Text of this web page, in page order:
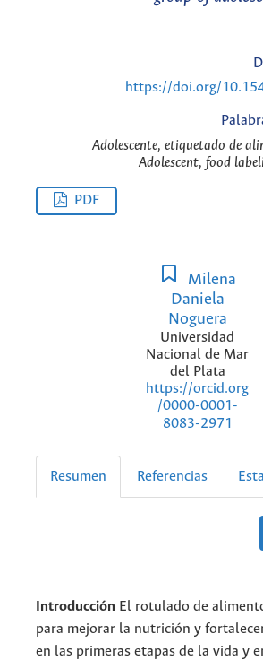
https://doi.org/
Adolescente, etiquetado de
Adolescent, food
PDF
Milena
Daniela
Noguera
Universidad
Nacional de Mar
del Plata
https://orcid.org
/0000-0001-
8083-2971
Resumen Referencias
Introducción El rotulado de
para mejorar la nutrición y
en las primeras etapas de la vida y